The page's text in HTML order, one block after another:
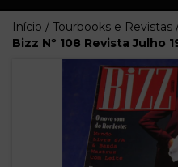
Início / Tourbooks e Revistas
Bizz Nº 108 Revista Julho